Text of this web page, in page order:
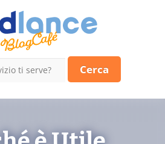
Cerca